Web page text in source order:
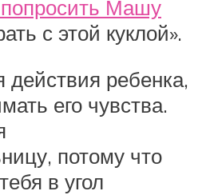
Машу
с этой куклой».
ребенка,
его чувства.
потому что
в угол